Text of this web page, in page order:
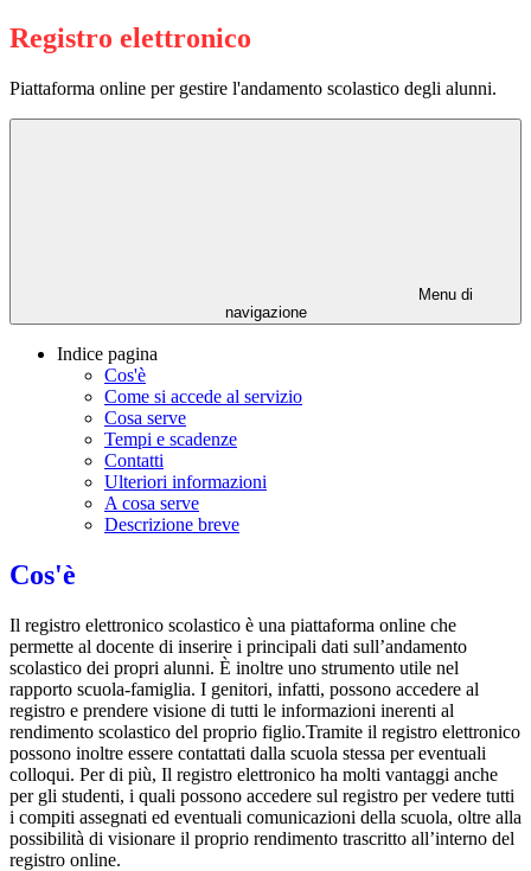
Registro elettronico
Piattaforma online per gestire l'andamento scolastico degli alunni.
Menu di
navigazione
Indice pagina
Cos'è
Come si accede al servizio
Cosa serve
Tempi e scadenze
Contatti
Ulteriori informazioni
A cosa serve
Descrizione breve
Cos'è
Il registro elettronico scolastico è una piattaforma online che
permette al docente di inserire i principali dati sull’andamento
scolastico dei propri alunni. È inoltre uno strumento utile nel
rapporto scuola-famiglia. I genitori, infatti, possono accedere al
registro e prendere visione di tutti le informazioni inerenti al
rendimento scolastico del proprio figlio.Tramite il registro elettronico
possono inoltre essere contattati dalla scuola stessa per eventuali
colloqui. Per di più, Il registro elettronico ha molti vantaggi anche
per gli studenti, i quali possono accedere sul registro per vedere tutti
i compiti assegnati ed eventuali comunicazioni della scuola, oltre alla
possibilità di visionare il proprio rendimento trascritto all’interno del
registro online.